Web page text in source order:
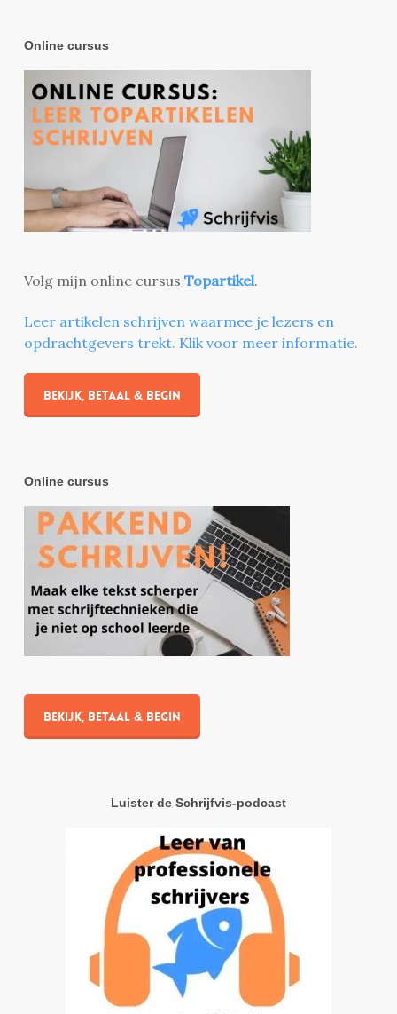
Online cursus
Volg mijn online cursus Topartikel.
Leer artikelen schrijven waarmee je lezers en
opdrachtgevers trekt. Klik voor meer informatie.
Bekijk, betaal & begin
Online cursus
Bekijk, betaal & begin
Luister de Schrijfvis-podcast